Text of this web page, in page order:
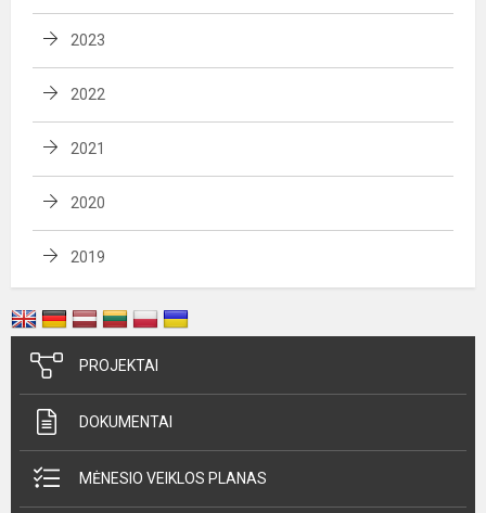
2023
2022
2021
2020
2019
PROJEKTAI
DOKUMENTAI
MĖNESIO VEIKLOS PLANAS